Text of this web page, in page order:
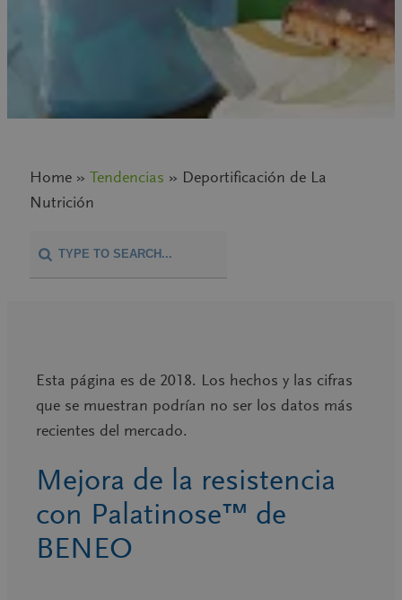
Home » Tendencias » Deportificación de La
Nutrición
Esta página es de 2018. Los hechos y las cifras
que se muestran podrían no ser los datos más
recientes del mercado.
Mejora de la resistencia
con Palatinose™ de
BENEO